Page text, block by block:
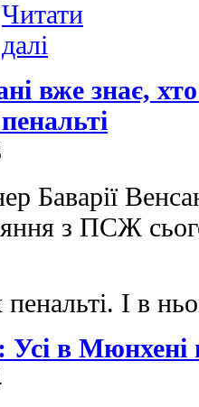
вже знає,
Баварії
з ПСЖ
пенальті. І в
в Мюнхені